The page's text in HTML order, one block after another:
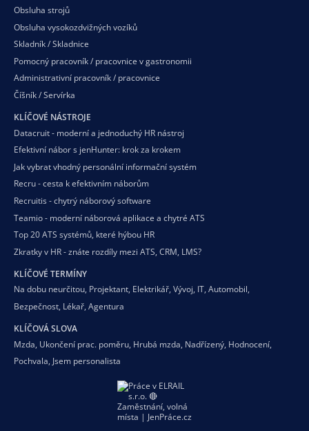
Obsluha strojů
Obsluha vysokozdvižných vozíků
Skladník / Skladnice
Pomocný pracovník / pracovnice v gastronomii
Administrativní pracovník / pracovnice
Číšník / Servírka
KLÍČOVÉ NÁSTROJE
Datacruit - moderní a jednoduchý HR nástroj
Efektivní nábor s jenHunter: krok za krokem
Jak vybrat vhodný personální informační systém
Recru - cesta k efektivním náborům
Recruitis - chytrý náborový software
Teamio - moderní náborová aplikace a chytré ATS
Top 20 ATS systémů, které hýbou HR
Zkratky v HR - znáte rozdíly mezi ATS, CRM, LMS?
KLÍČOVÉ TERMÍNY
Na dobu neurčitou, Projektant, Elektrikář, Vývoj, IT, Automobil,
Bezpečnost, Lékař, Agentura
KLÍČOVÁ SLOVA
Mzda, Ukončení prac. poměru, Hrubá mzda, Nadřízený, Hodnocení,
Pochvala, Jsem personalista